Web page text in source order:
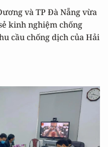
và TP Đà Nẵng vừa
kinh nghiệm chống
cầu chống dịch của Hải